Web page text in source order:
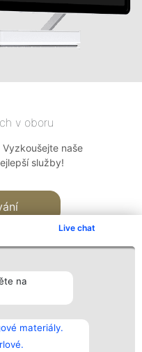
Live chat
na
materiály.
v oboru
naše
služby!
Kontakt